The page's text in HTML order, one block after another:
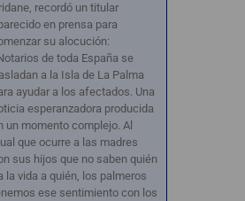
recordó un titular
en prensa para
su alocución:
de toda España se
a la Isla de La Palma
ayudar a los afectados. Una
esperanzadora producida
un momento complejo. Al
que ocurre a las madres
sus hijos que no saben quién
la vida a quién, los palmeros
ese sentimiento con los